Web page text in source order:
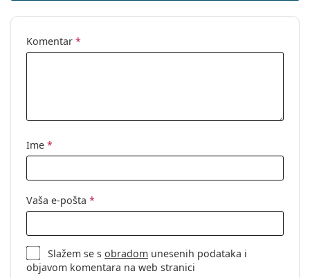
Komentar *
Ime *
Vaša e-pošta *
Slažem se sobradom unesenih podataka i
objavom komentara na web stranici